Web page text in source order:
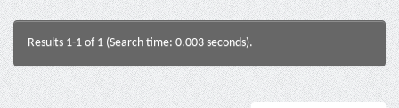
Results 1-1 of 1 (Search time: 0.003 seconds).